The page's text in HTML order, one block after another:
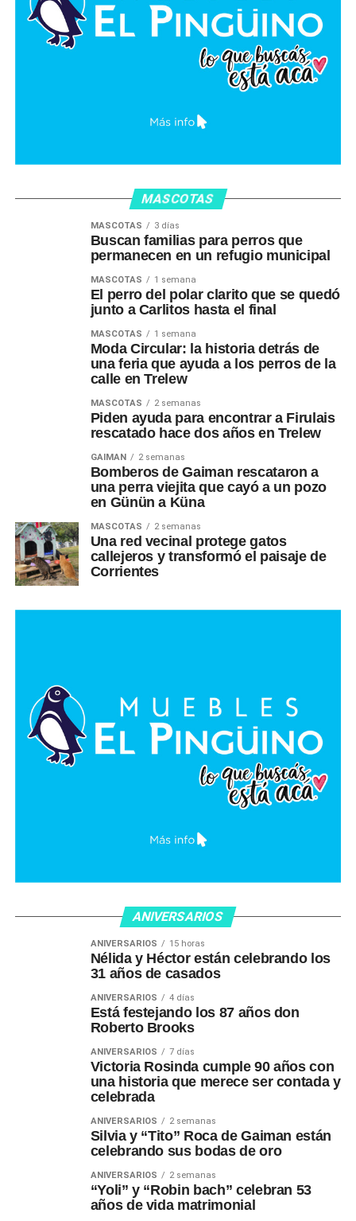
MASCOTAS
MASCOTAS 3 días
Buscan familias para perros que
permanecen en un refugio municipal
MASCOTAS 1 semana
El perro del polar clarito que se quedó
junto a Carlitos hasta el final
MASCOTAS 1 semana
Moda Circular: la historia detrás de
una feria que ayuda a los perros de la
calle en Trelew
MASCOTAS 2 semanas
Piden ayuda para encontrar a Firulais
rescatado hace dos años en Trelew
GAIMAN 2 semanas
Bomberos de Gaiman rescataron a
una perra viejita que cayó a un pozo
en Günün a Küna
MASCOTAS 2 semanas
Una red vecinal protege gatos
callejeros y transformó el paisaje de
Corrientes
ANIVERSARIOS
ANIVERSARIOS 15 horas
Nélida y Héctor están celebrando los
31 años de casados
ANIVERSARIOS 4 días
Está festejando los 87 años don
Roberto Brooks
ANIVERSARIOS 7 días
Victoria Rosinda cumple 90 años con
una historia que merece ser contada y
celebrada
ANIVERSARIOS 2 semanas
Silvia y “Tito” Roca de Gaiman están
celebrando sus bodas de oro
ANIVERSARIOS 2 semanas
“Yoli” y “Robin bach” celebran 53
años de vida matrimonial